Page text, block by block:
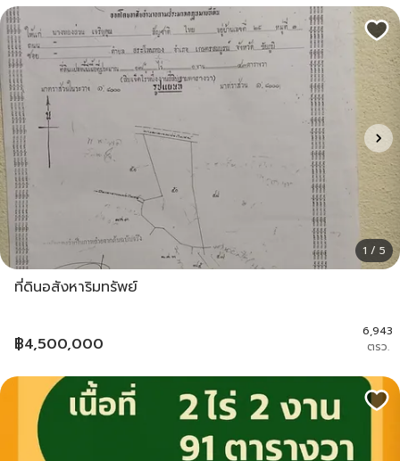
1 / 5
ที่ดินอสังหาริมทรัพย์
฿4,500,000
6,943
ตรว.